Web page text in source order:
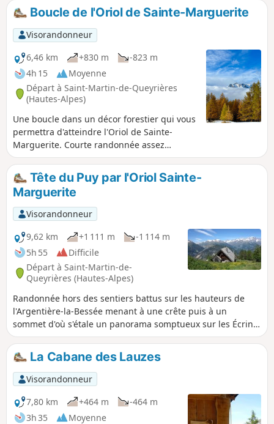
Boucle de l'Oriol de Sainte-Marguerite
Visorandonneur
6,46 km
+830 m
-823 m
4h 15
Moyenne
Départ à Saint-Martin-de-Queyrières
(Hautes-Alpes)
Une boucle dans un décor forestier qui vous
permettra d'atteindre l'Oriol de Sainte-
Marguerite. Courte randonnée assez
physique, vous effectuerez les 800 m de
dénivelé sur les deux premiers kilomètres.
Cette randonnée ne comporte pas de
dangers particuliers, ni de passages
aériens.
Tête du Puy par l'Oriol Sainte-
Marguerite
Visorandonneur
9,62 km
+1 111 m
-1 114 m
5h 55
Difficile
Départ à Saint-Martin-de-
Queyrières (Hautes-Alpes)
Randonnée hors des sentiers battus sur les hauteurs de
l'Argentière-la-Bessée menant à une crête puis à un
sommet d'où s'étale un panorama somptueux sur les Écrins,
la vallée de la Durance et le Queyras. Ce parcours
comportant des parties hors sentier, je conseille d'utiliser
l'application Visorando
La Cabane des Lauzes
Visorandonneur
7,80 km
+464 m
-464 m
3h 35
Moyenne